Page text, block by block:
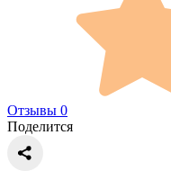
Отзывы 0
Поделится